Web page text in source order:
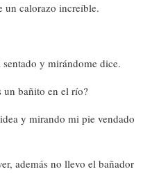
un calorazo increíble.
y mirándome dice.
un bañito en el río?
y mirando mi pie vendado
además no llevo el bañador